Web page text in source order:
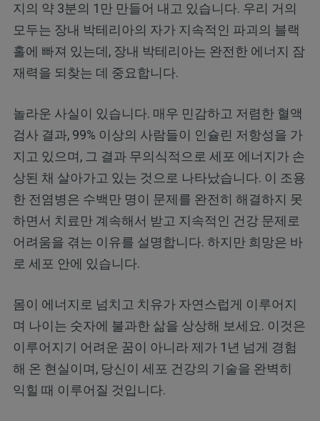
지의 약 3분의 1만 만들어 내고 있습니다. 우리 거의
모두는 장내 박테리아의 자가 지속적인 파괴의 블랙
홀에 빠져 있는데, 장내 박테리아는 완전한 에너지 잠
재력을 되찾는 데 중요합니다.
놀라운 사실이 있습니다. 매우 민감하고 저렴한 혈액
검사 결과, 99% 이상의 사람들이 인슐린 저항성을 가
지고 있으며, 그 결과 무의식적으로 세포 에너지가 손
상된 채 살아가고 있는 것으로 나타났습니다. 이 조용
한 전염병은 수백만 명이 문제를 완전히 해결하지 못
하면서 치료만 계속해서 받고 지속적인 건강 문제로
어려움을 겪는 이유를 설명합니다. 하지만 희망은 바
로 세포 안에 있습니다.
몸이 에너지로 넘치고 치유가 자연스럽게 이루어지
며 나이는 숫자에 불과한 삶을 상상해 보세요. 이것은
이루어지기 어려운 꿈이 아니라 제가 1년 넘게 경험
해 온 현실이며, 당신이 세포 건강의 기술을 완벽히
익힐 때 이루어질 것입니다.